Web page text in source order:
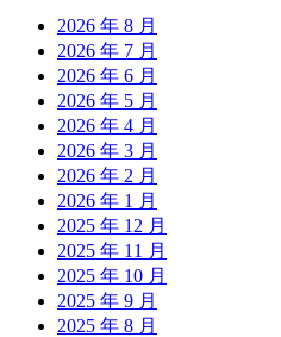
2026 年 8 月
2026 年 7 月
2026 年 6 月
2026 年 5 月
2026 年 4 月
2026 年 3 月
2026 年 2 月
2026 年 1 月
2025 年 12 月
2025 年 11 月
2025 年 10 月
2025 年 9 月
2025 年 8 月